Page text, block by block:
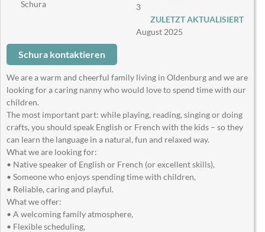
Schura
3
ZULETZT AKTUALISIERT
August 2025
Schura kontaktieren
We are a warm and cheerful family living in Oldenburg and we are
looking for a caring nanny who would love to spend time with our
children.
The most important part: while playing, reading, singing or doing
crafts, you should speak English or French with the kids – so they
can learn the language in a natural, fun and relaxed way.
What we are looking for:
• Native speaker of English or French (or excellent skills),
• Someone who enjoys spending time with children,
• Reliable, caring and playful.
What we offer:
• A welcoming family atmosphere,
• Flexible scheduling,